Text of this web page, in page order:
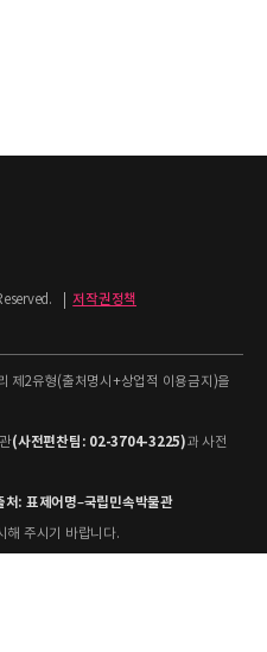
저작권정책
제2유형(출처명시+상업적 이용금지)을
(사전편찬팀: 02-3704-3225)과 사전
처: 표제어명–국립민속박물관
해 주시기 바랍니다.